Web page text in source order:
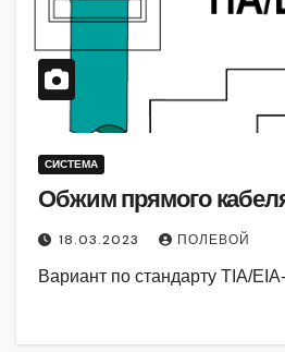
СИСТЕМА
Обжим прямого
18.03.2023 ПОЛЕВОЙ
Вариант по стандарту TIA/